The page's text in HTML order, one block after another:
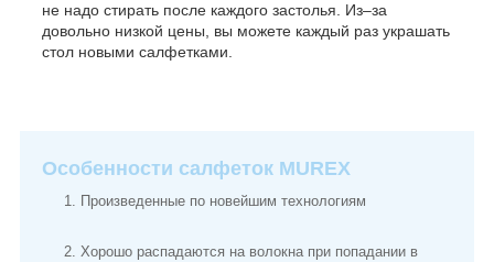
не надо стирать после каждого застолья. Из–за
довольно низкой цены, вы можете каждый раз украшать
стол новыми салфетками.
Особенности салфеток MUREX
Произведенные по новейшим технологиям
Хорошо распадаются на волокна при попадании в